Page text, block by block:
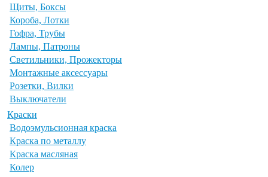
Щиты, Боксы
Короба, Лотки
Гофра, Трубы
Лампы, Патроны
Светильники, Прожекторы
Монтажные аксессуары
Розетки, Вилки
Выключатели
Краски
Водоэмульсионная краска
Краска по металлу
Краска масляная
Колер